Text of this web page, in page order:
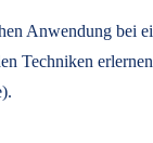
Anwendung bei
Techniken